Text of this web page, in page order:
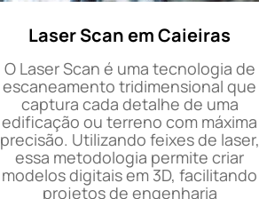
Laser Scan em Caieiras
O Laser Scan é uma tecnologia de
escaneamento tridimensional que
captura cada detalhe de uma
edificação ou terreno com máxima
precisão. Utilizando feixes de laser,
essa metodologia permite criar
modelos digitais em 3D, facilitando
projetos de engenharia